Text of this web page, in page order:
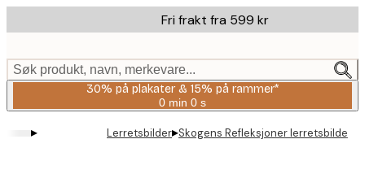
to
content.
Fri frakt fra 599 kr
Søk produkt, navn, merkevare...
30% på plakater & 15% på rammer*
0 min 0 s
Gyldig
og
▸ Lerretsbilder▸Skogens Refleksjoner lerretsbilde